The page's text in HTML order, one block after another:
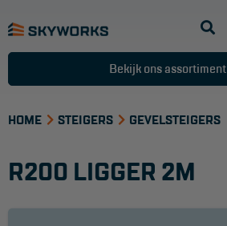
Opsteek ladder
Schuifladder
Telescopische ladder
Ladder accessoires
Bekijk ons assortiment
HOME STEIGERS GEVELSTEIGERS
R200 LIGGER 2M